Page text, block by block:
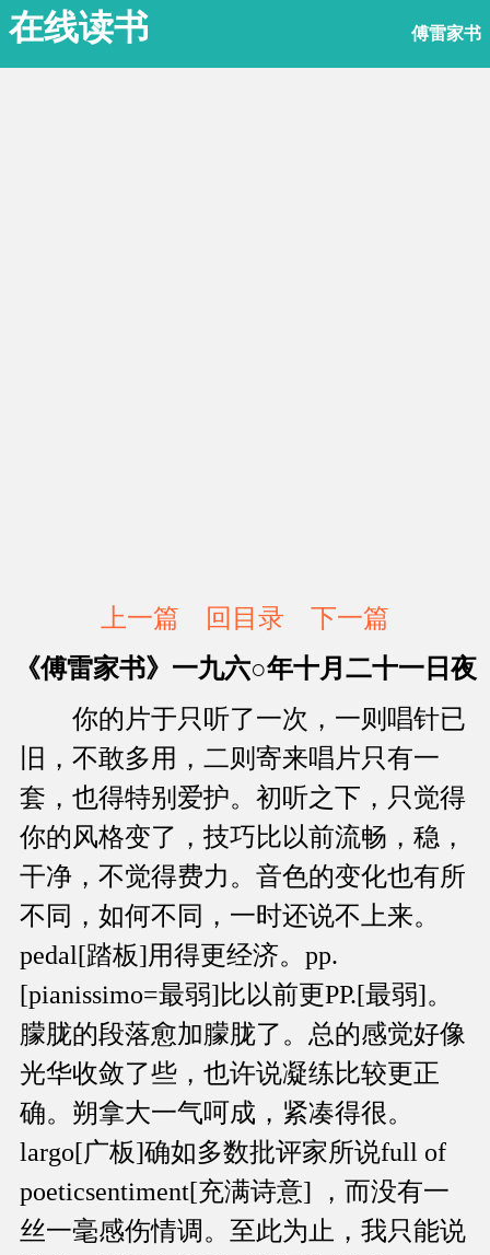
在线读书 傅雷家书
上一篇 回目录
下一篇
《傅雷家书》一九六○年十月二十一日夜
你的片于只听了一次，一则唱针已
旧，不敢多用，二则寄来唱片只有一
套，也得特别爱护。初听之下，只觉得
你的风格变了，技巧比以前流畅，稳，
干净，不觉得费力。音色的变化也有所
不同，如何不同，一时还说不上来。
pedal[踏板]用得更经济。pp.
[pianissimo=最弱]比以前更PP.[最弱]。
朦胧的段落愈加朦胧了。总的感觉好像
光华收敛了些，也许说凝练比较更正
确。朔拿大一气呵成，紧凑得很。
largo[广板]确如多数批评家所说full of
poeticsentiment[充满诗意] ，而没有一
丝一毫感伤情调。至此为止，我只能说